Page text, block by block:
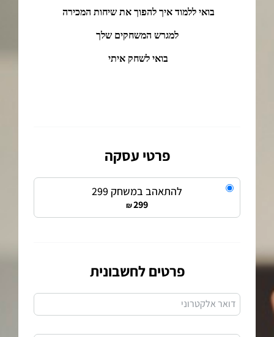
פרטי עסקה
להתאהב במשחק 299
299
₪
פרטים לחשבונית
דואר אלקטרוני